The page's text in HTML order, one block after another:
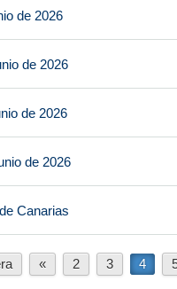
de 2026
de 2026
de 2026
de 2026
Canarias
« 2 3 4